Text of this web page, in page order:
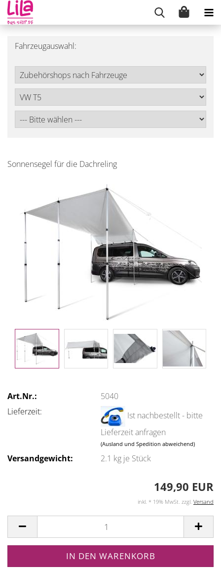
Fahrzeugauswahl:
Sonnensegel für die Dachreling
Art.Nr.:
5040
Lieferzeit:
Ist nachbestellt - bitte
Lieferzeit anfragen
(Ausland und Spedition abweichend)
Versandgewicht: 2.1 kg je Stück
149,90 EUR
inkl. * 19% MwSt. zzgl. Versand